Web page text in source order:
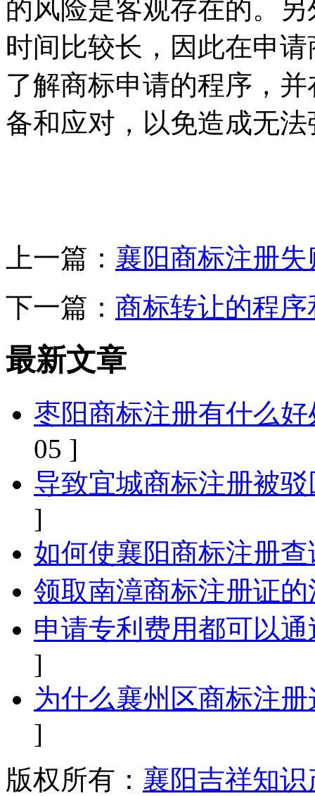
的风险是客观存在的。
时间比较长，因此在申
了解商标申请的程序，
备和应对，以免造成无
上一篇： 襄阳商标注册
下一篇： 商标转让的程
最新文章
枣阳商标注册有什么
05 ]
导致宜城商标注册被
]
如何使襄阳商标注册
领取南漳商标注册证
申请专利费用都可以
]
为什么襄州区商标注
]
版权所有： 襄阳吉祥知